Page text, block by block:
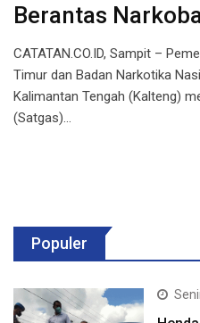
Berantas
CATATAN.CO.ID, Sampit –
Timur dan Badan Narkotika
Kalimantan Tengah (Kalteng)
(Satgas)…
Populer